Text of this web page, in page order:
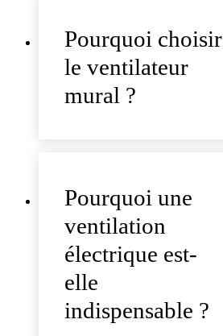
Pourquoi choisir
le ventilateur
mural ?
Pourquoi une
ventilation
électrique est-
elle
indispensable ?